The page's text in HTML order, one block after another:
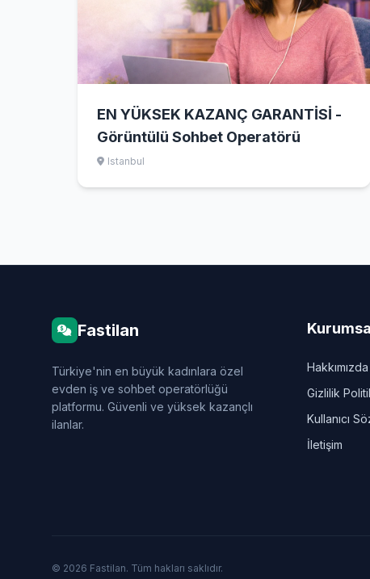
EN YÜKSEK KAZANÇ GARANTİSİ -
Görüntülü Sohbet Operatörü
Istanbul
Fastilan
Türkiye'nin en büyük kadınlara özel
evden iş ve sohbet operatörlüğü
platformu. Güvenli ve yüksek kazançlı
ilanlar.
Hakkımızda
Gizlilik
Kullanıcı
İletişim
© 2026 Fastilan. Tüm hakları saklıdır.